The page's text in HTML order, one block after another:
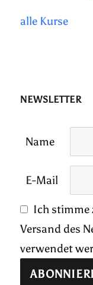
alle Kurse
NEWSLETTER
Name
E-Mail
Ich stimme
Versand des
verwendet